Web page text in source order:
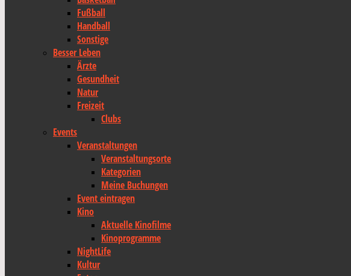
Fußball
Handball
Sonstige
Besser Leben
Ärzte
Gesundheit
Natur
Freizeit
Clubs
Events
Veranstaltungen
Veranstaltungsorte
Kategorien
Meine Buchungen
Event eintragen
Kino
Aktuelle Kinofilme
Kinoprogramme
NightLife
Kultur